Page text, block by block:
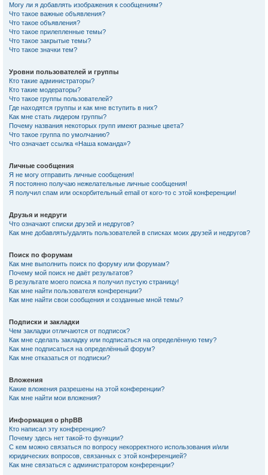
Могу ли я добавлять изображения к сообщениям?
Что такое важные объявления?
Что такое объявления?
Что такое прилепленные темы?
Что такое закрытые темы?
Что такое значки тем?
Уровни пользователей и группы
Кто такие администраторы?
Кто такие модераторы?
Что такое группы пользователей?
Где находятся группы и как мне вступить в них?
Как мне стать лидером группы?
Почему названия некоторых групп имеют разные цвета?
Что такое группа по умолчанию?
Что означает ссылка «Наша команда»?
Личные сообщения
Я не могу отправить личные сообщения!
Я постоянно получаю нежелательные личные сообщения!
Я получил спам или оскорбительный email от кого-то с этой конференции!
Друзья и недруги
Что означают списки друзей и недругов?
Как мне добавлять/удалять пользователей в списках моих друзей и недругов?
Поиск по форумам
Как мне выполнить поиск по форуму или форумам?
Почему мой поиск не даёт результатов?
В результате моего поиска я получил пустую страницу!
Как мне найти пользователя конференции?
Как мне найти свои сообщения и созданные мной темы?
Подписки и закладки
Чем закладки отличаются от подписок?
Как мне сделать закладку или подписаться на определённую тему?
Как мне подписаться на определённый форум?
Как мне отказаться от подписки?
Вложения
Какие вложения разрешены на этой конференции?
Как мне найти мои вложения?
Информация о phpBB
Кто написал эту конференцию?
Почему здесь нет такой-то функции?
С кем можно связаться по вопросу некорректного использования и/или
юридических вопросов, связанных с этой конференцией?
Как мне связаться с администратором конференции?